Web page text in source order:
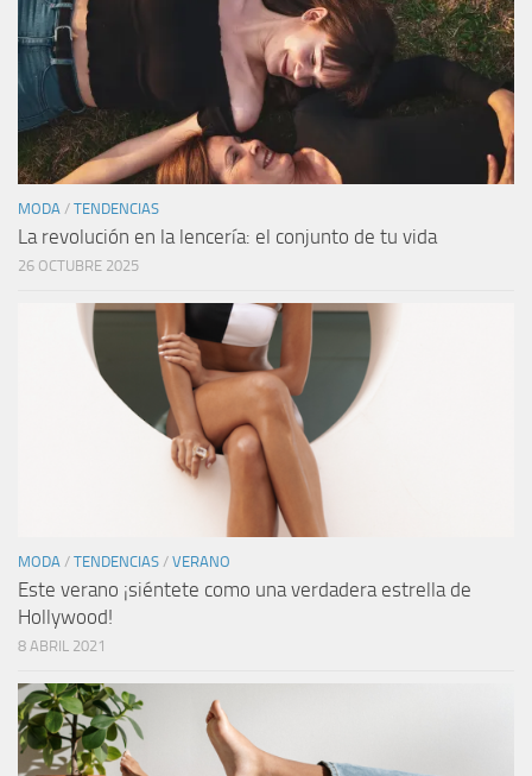
MODA / TENDENCIAS
La revolución en la lencería: el conjunto de tu vida
26 OCTUBRE 2025
MODA / TENDENCIAS / VERANO
Este verano ¡siéntete como una verdadera estrella de
Hollywood!
8 ABRIL 2021